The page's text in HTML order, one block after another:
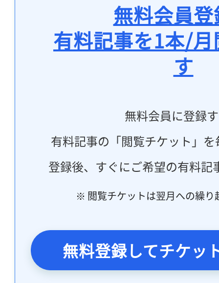
無料会員
有料記事を1本/
す
無料会員に登録
有料記事の「閲覧チケット」
登録後、すぐにご希望の有料記
※ 閲覧チケットは翌月への繰り
無料登録してチケッ